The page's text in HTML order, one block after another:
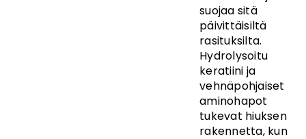
suojaa sitä
päivittäisiltä
rasituksilta.
Hydrolysoitu
keratiini ja
vehnäpohjaiset
aminohapot
tukevat hiuksen
rakennetta, kun